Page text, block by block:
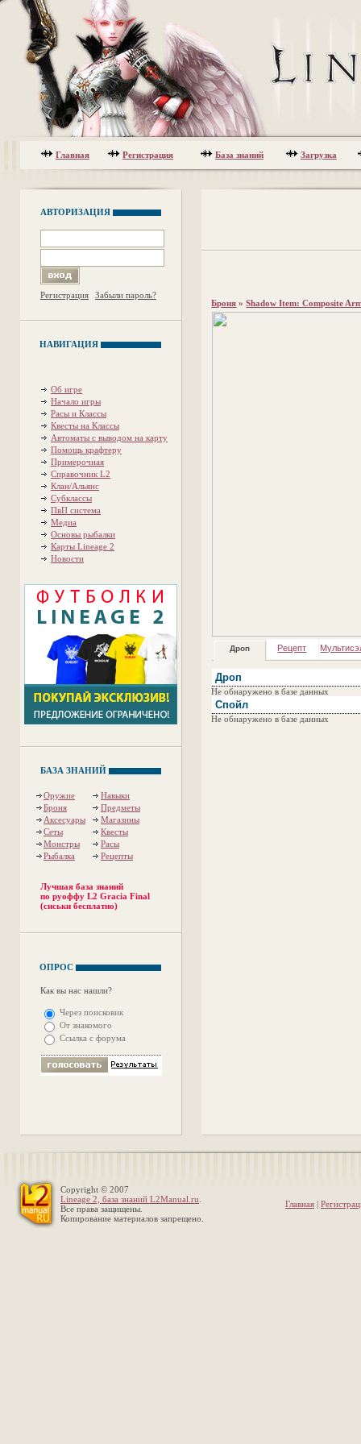
Главная Регистрация База знаний Загрузка
АВТОРИЗАЦИЯ
Регистрация Забыли пароль?
НАВИГАЦИЯ
Об игре
Начало игры
Расы и Классы
Квесты на Классы
Автоматы с выводом на карту
Помощь крафтеру
Примерочная
Справочник L2
Клан/Альянс
Субклассы
ПвП система
Медиа
Основы рыбалки
Карты Lineage 2
Новости
БАЗА ЗНАНИЙ
Оружие
Навыки
Броня
Предметы
Аксесуары
Магазины
Сеты
Квесты
Монстры
Расы
Рыбалка
Рецепты
Лучшая база знаний
по руоффу L2 Gracia Final
(сиськи бесплатно)
ОПРОС
Как вы нас нашли?
Через поисковик
От знакомого
Ссылка с форума
Броня »Shadow Item: Composite
Дроп Рецепт
Дроп
Не обнаружено в базе данных
Спойл
Не обнаружено в базе данных
Copyright © 2007
Lineage 2, база знаний L2Manual.ru
Все права защищены.
Копирование материалов запрещено.
Главная |